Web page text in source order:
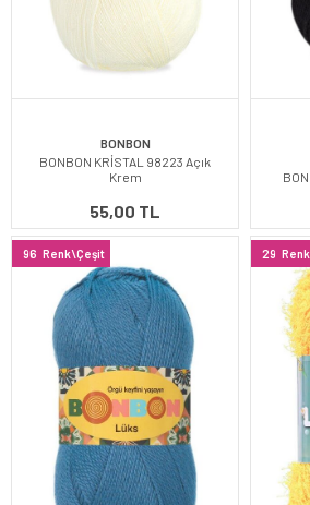
BONBON
BONBON KRİSTAL 98223 Açık
Krem
55,00 TL
96 Renk\Çeşit 29